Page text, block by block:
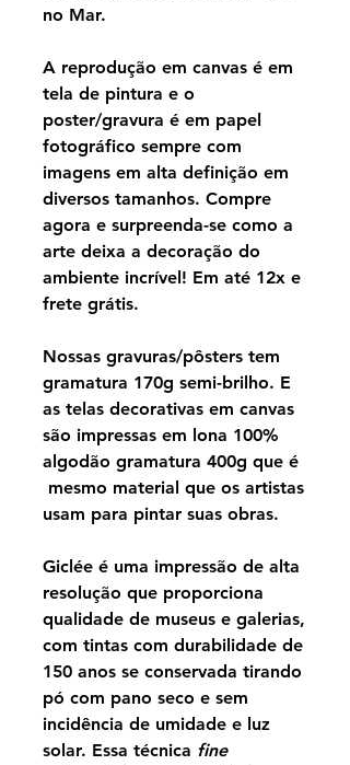
no Mar.
A reprodução em canvas é em
tela de pintura e o
poster/gravura é em papel
fotográfico sempre com
imagens em alta definição em
diversos tamanhos. Compre
agora e surpreenda-se como a
arte deixa a decoração do
ambiente incrível! Em até 12x e
frete grátis.
Nossas gravuras/pôsters tem
gramatura 170g semi-brilho. E
as telas decorativas em canvas
são impressas em lona 100%
algodão gramatura 400g que é
mesmo material que os artistas
usam para pintar suas obras.
Giclée é uma impressão de alta
resolução que proporciona
qualidade de museus e galerias,
com tintas com durabilidade de
150 anos se conservada tirando
pó com pano seco e sem
incidência de umidade e luz
solar. Essa técnica fine